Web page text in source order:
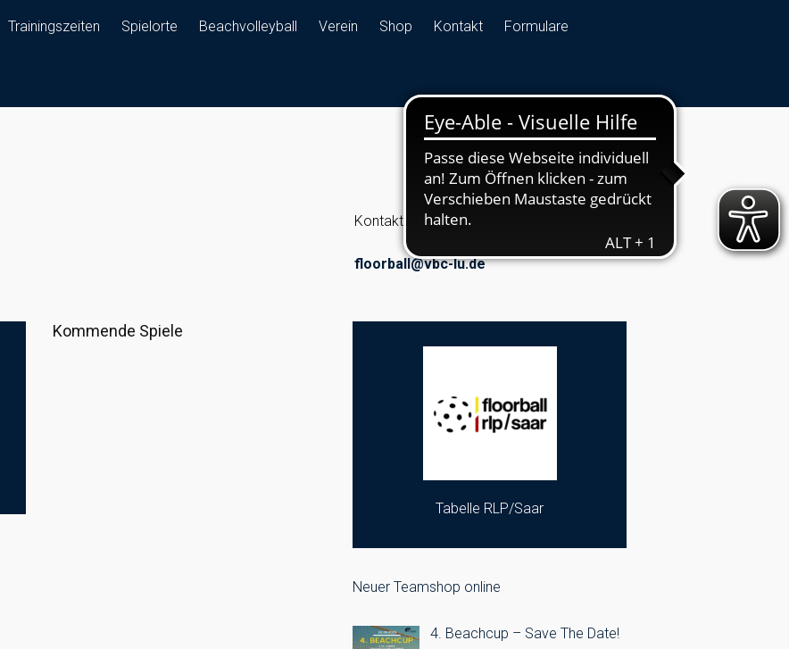
Trainingszeiten Spielorte Beachvolleyball Verein Shop Kontakt Formulare
Kontakt
floorball@vbc-lu.de
Kommende Spiele
Tabelle RLP/Saar
Neuer Teamshop online
4. Beachcup – Save The Date!